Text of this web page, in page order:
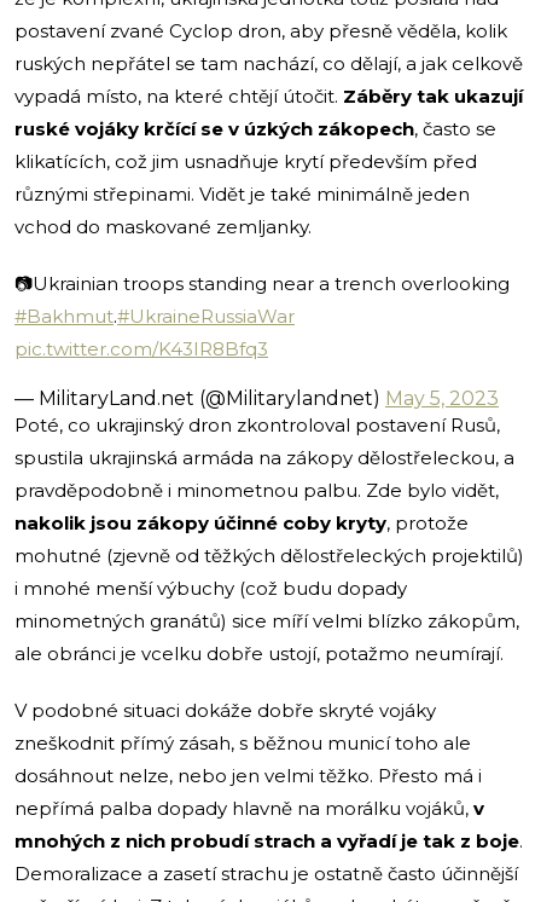
postavení zvané Cyclop dron, aby přesně věděla, kolik
ruských nepřátel se tam nachází, co dělají, a jak celkově
vypadá místo, na které chtějí útočit. Záběry tak ukazují
ruské vojáky krčící se v úzkých zákopech, často se
klikatících, což jim usnadňuje krytí především před
různými střepinami. Vidět je také minimálně jeden
vchod do maskované zemljanky.
📷Ukrainian troops standing near a trench overlooking
#Bakhmut.#UkraineRussiaWar
pic.twitter.com/K43IR8Bfq3
— MilitaryLand.net (@Militarylandnet) May 5, 2023
Poté, co ukrajinský dron zkontroloval postavení Rusů,
spustila ukrajinská armáda na zákopy dělostřeleckou, a
pravděpodobně i minometnou palbu. Zde bylo vidět,
nakolik jsou zákopy účinné coby kryty, protože
mohutné (zjevně od těžkých dělostřeleckých projektilů)
i mnohé menší výbuchy (což budu dopady
minometných granátů) sice míří velmi blízko zákopům,
ale obránci je vcelku dobře ustojí, potažmo neumírají.
V podobné situaci dokáže dobře skryté vojáky
zneškodnit přímý zásah, s běžnou municí toho ale
dosáhnout nelze, nebo jen velmi těžko. Přesto má i
nepřímá palba dopady hlavně na morálku vojáků, v
mnohých z nich probudí strach a vyřadí je tak z boje.
Demoralizace a zasetí strachu je ostatně často účinnější